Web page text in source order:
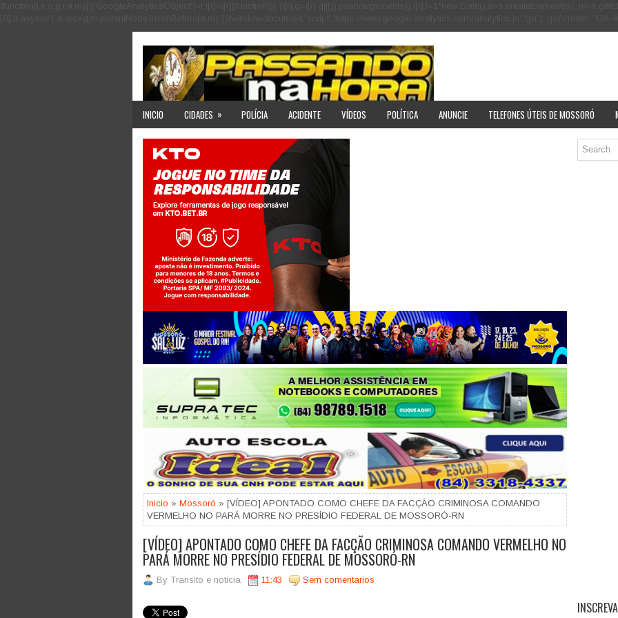
INICIO CIDADES » POLÍCIA ACIDENTE VÍDEOS POLÍTICA ANUNCIE TELEFONES ÚTEIS DE MOSSORÓ
Jogue com responsabilidade. 18+
Inicio » Mossoró » [VÍDEO] APONTADO COMO CHEFE DA FACÇÃO CRIMINOSA COMANDO
VERMELHO NO PARÁ MORRE NO PRESÍDIO FEDERAL DE MOSSORÓ-RN
[VÍDEO] APONTADO COMO CHEFE DA FACÇÃO CRIMINOSA COMANDO VERMELHO NO
PARÁ MORRE NO PRESÍDIO FEDERAL DE MOSSORÓ-RN
By Transito e noticia 11:43 Sem comentarios